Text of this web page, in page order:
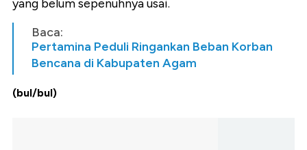
yang belum sepenuhnya usai.
Baca:
Pertamina Peduli Ringankan Beban Korban
Bencana di Kabupaten Agam
(bul/bul)